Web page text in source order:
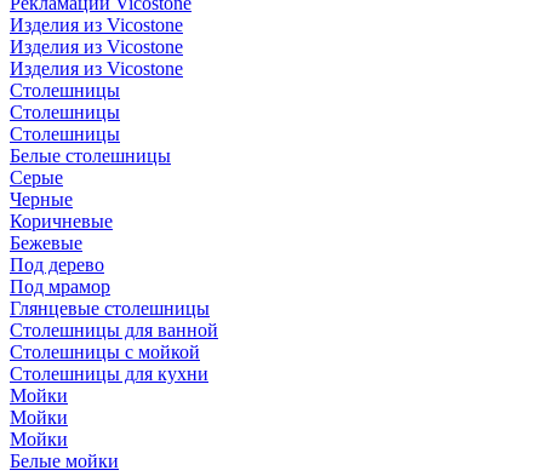
Изделия из Vicostone
Изделия из Vicostone
Изделия из Vicostone
Столешницы
Столешницы
Столешницы
Белые столешницы
Серые
Черные
Коричневые
Бежевые
Под дерево
Под мрамор
Глянцевые столешницы
Столешницы для ванной
Столешницы с мойкой
Столешницы для кухни
Мойки
Мойки
Мойки
Белые мойки